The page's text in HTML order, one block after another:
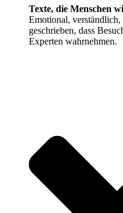
Texte, die Menschen
Emotional,
geschrieben, dass
Experten wahrnehmen.